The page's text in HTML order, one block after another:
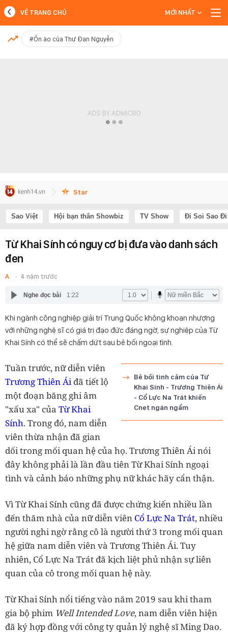
MỚI NHẤT
VỀ TRANG CHỦ MỚI NHẤT
#Ồn ào của Thư Đan Nguyễn
Star
Sao Việt Hội bạn thân Showbiz TV Show Đi Soi Sao Đi
Từ Khai Sính có nguy cơ bị đưa vào danh sách
đen
A 4 năm trước
Nghe đọc bài 1:22
Khi ngành công nghiệp giải trí Trung Quốc không khoan nhượng
với những nghệ sĩ có giá trị đạo đức đáng ngờ, sự nghiệp của Từ
Khai Sính có thể sẽ chấm dứt sau bê bối ngoại tình.
Bê bối tình cảm của Từ
Khai Sính - Trương Thiên Ái
- Cổ Lực Na Trát khiến
Cnet ngán ngẩm
Tuần trước, nữ diễn viên
Trương Thiên Áiđã tiết lộ
một đoạn băng ghi âm
"xấu xa" của Từ Khai
Sính. Trong đó, nam diễn
viên thừa nhận đã gian
dối trong mối quan hệ của họ. Trương Thiên Ái nói
đây không phải là lần đầu tiên Từ Khai Sính ngoại
tình và cảnh báo những phụ nữ khác hãy cẩn thận.
Vì Từ Khai Sính cũng đã được chứng kiến ​​nhiều lần
đến thăm nhà của nữ diễn viên Cổ Lực Na Trát, nhiều
người nghi ngờ rằng cô là người thứ 3 trong mối quan
hệ giữa nam diễn viên và Trương Thiên Ái. Tuy
nhiên, Cổ Lực Na Trát đã kịch liệt phủ nhận sự liên
quan của cô trong mối quan hệ này.
Từ Khai Sính nổi tiếng vào năm 2019 sau khi tham
gia bộ phim Well Intended Love, nam diễn viên hiện
đã ký hợp đồng với công ty quản lý nghệ sĩ Ming Dao.